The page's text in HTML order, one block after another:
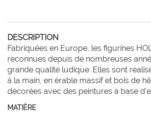
DESCRIPTION
Fabriquées en Europe, les figurines
reconnues depuis de nombreuses
grande qualité ludique. Elles sont
à la main, en érable massif et bois de
décorées avec des peintures à base
MATIÈRE